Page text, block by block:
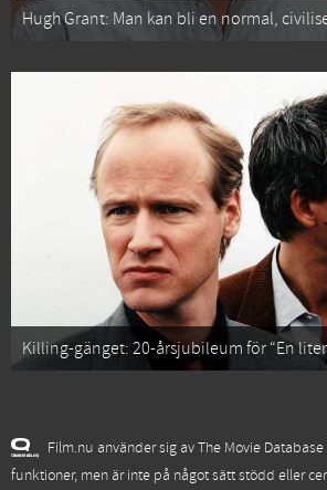
Hugh Grant: Man kan bli en normal,
Killing-gänget: 20-årsjubileum för “En
Film.nu använder sig av The Movie Database
funktioner, men är inte på något sätt stödd eller